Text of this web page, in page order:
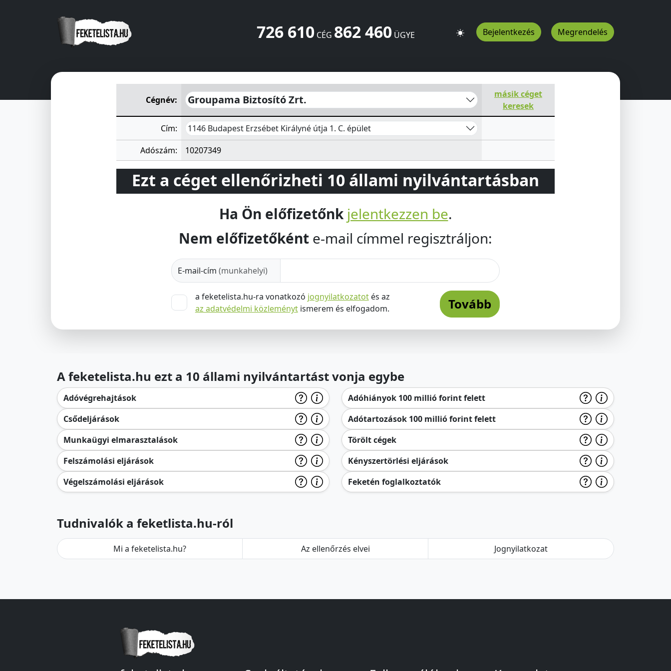
726 610CÉG 862 460ÜGYE Bejelentkezés Megrendelés
Groupama Biztosító Zrt.Erzsébet Királyné útja 1. C. épületBudapest1146HU
Cégnév:
Groupama Biztosító Zrt.
másik céget
keresek
Cím: 1146 Budapest Erzsébet Királyné útja 1. C. épület
Adószám: 10207349
Ezt a céget ellenőrizheti 10 állami nyilvántartásban
Ha Ön előfizetőnk jelentkezzen be.
Nem előfizetőként e-mail címmel regisztráljon:
E-mail-cím (munkahelyi)
a feketelista.hu-ra vonatkozó jognyilatkozatotés az
az adatvédelmi közleménytismerem és elfogadom. Tovább
A feketelista.hu ezt a 10 állami nyilvántartást vonja egybe
Adóvégrehajtások
Csődeljárások
Munkaügyi elmarasztalások
Felszámolási eljárások
Végelszámolási eljárások
Adóhiányok 100 millió forint felett
Adótartozások 100 millió forint felett
Törölt cégek
Kényszertörlési eljárások
Feketén foglalkoztatók
Tudnivalók a feketlista.hu-ról
Mi a feketelista.hu? Az ellenőrzés elvei Jognyilatkozat